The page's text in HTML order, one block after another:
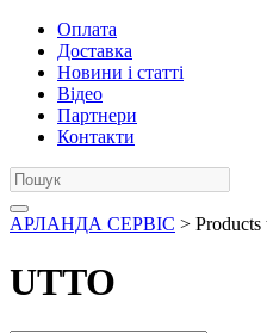
Оплата
Доставка
Новини і статті
Відео
Партнери
Контакти
АРЛАНДА СЕРВІС >
UTTO